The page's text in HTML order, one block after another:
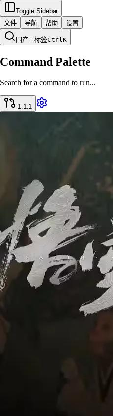
Toggle Sidebar
文件
导航 帮助 设置
国产 - 标签CtrlK
Command Palette
Search for a command to run...
1.1.1